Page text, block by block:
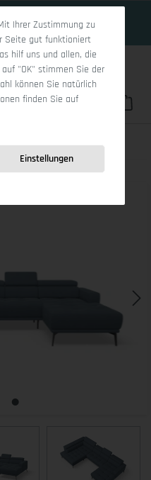
Du hast 0
Ihrer Zustimmung zu
Seite gut funktioniert
hilf uns und allen, die
"OK" stimmen Sie der
können Sie natürlich
finden Sie auf
Einstellungen